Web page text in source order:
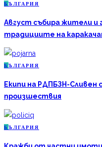
Б ЪЛГАРИЯ
Август събира жители и
традициите на
Б ЪЛГАРИЯ
Екипи на РДПБЗН-Сливен
произшествия
Б ЪЛГАРИЯ